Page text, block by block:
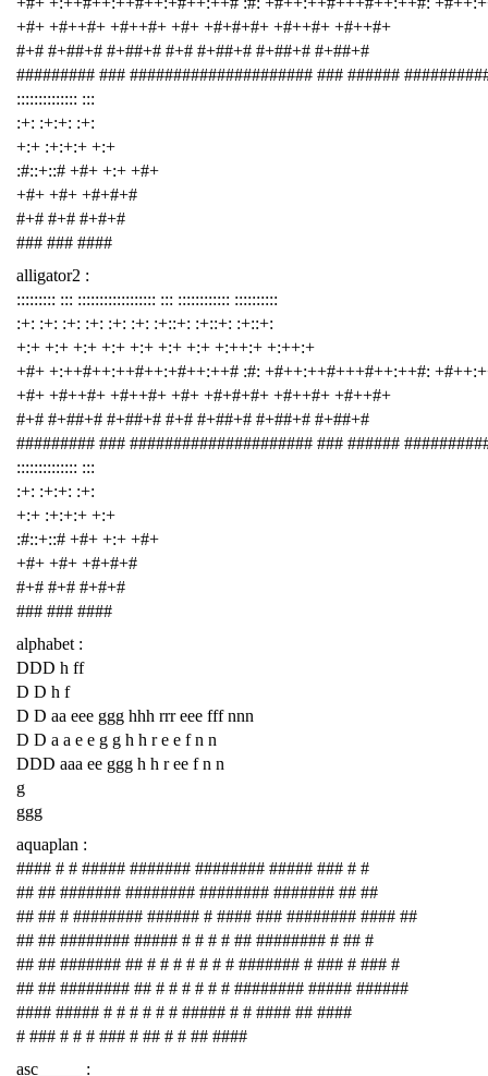
+#+ +#++#+ +#++#+ +#+ +#+#+#+ +#++#+ +#++#+
#+# #+##+# #+##+# #+# #+##+# #+##+# #+##+#
######### ### ##################### ### ######
:::::::::::::: :::
:+: :+:+: :+:
+:+ :+:+:+ +:+
:#::+::# +#+ +:+ +#+
+#+ +#+ +#+#+#
#+# #+# #+#+#
### ### ####
alligator2 :
::::::::: ::: :::::::::::::::::: ::: :::::::::::: ::::::::::
:+: :+: :+: :+: :+: :+: :+::+: :+::+: :+::+:
+:+ +:+ +:+ +:+ +:+ +:+ +:+ +:++:+ +:++:+
+#+ +:++#++:++#++:+#++:++# :#: +#++:++#+++#++:++#:
+#+ +#++#+ +#++#+ +#+ +#+#+#+ +#++#+ +#++#+
#+# #+##+# #+##+# #+# #+##+# #+##+# #+##+#
######### ### ##################### ### ######
:::::::::::::: :::
:+: :+:+: :+:
+:+ :+:+:+ +:+
:#::+::# +#+ +:+ +#+
+#+ +#+ +#+#+#
#+# #+# #+#+#
### ### ####
alphabet :
DDD h ff
D D h f
D D aa eee ggg hhh rrr eee fff nnn
D D a a e e g g h h r e e f n n
DDD aaa ee ggg h h r ee f n n
g
ggg
aquaplan :
#### # # ##### ####### ######## ##### ### # #
## ## ####### ######## ######## ####### ## ##
## ## # ######## ###### # #### ### ######## #### ##
## ## ######## ##### # # # # ## ######## # ## #
## ## ####### ## # # # # # # # ####### # ### # ### #
## ## ######## ## # # # # # # ######## ##### ######
#### ##### # # # # # # ##### # # #### ## ####
# ### # # # ### # ## # # ## ####
asc_____ :